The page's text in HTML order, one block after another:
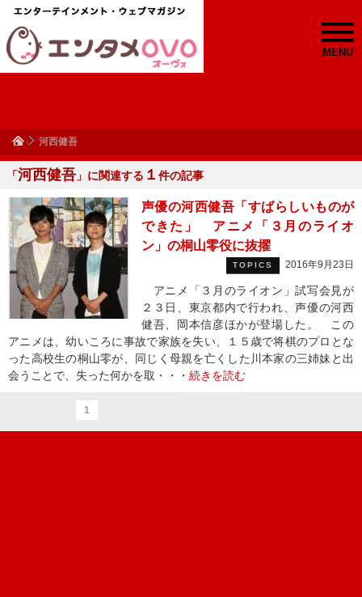
MENU
河西健吾
「河西健吾 」に関連する １ 件の記事
声優の河西健吾「すばらしいものが
できた」 アニメ「３月のライオ
ン」の桐山零役に抜擢
TOPICS 2016年9月23日
アニメ「３月のライオン」試写会見が
２３日、東京都内で行われ、声優の河西
健吾、岡本信彦ほかが登場した。 この
アニメは、幼いころに事故で家族を失い、１５歳で将棋のプロとな
った高校生の桐山零が、同じく母親を亡くした川本家の三姉妹と出
会うことで、失った何かを取・・・ 続きを読む
1